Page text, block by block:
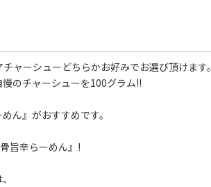
ャーシューどちらかお好みでお選び頂けます。
のチャーシューを100グラム!!
ん』がおすすめです。
旨辛らーめん』!